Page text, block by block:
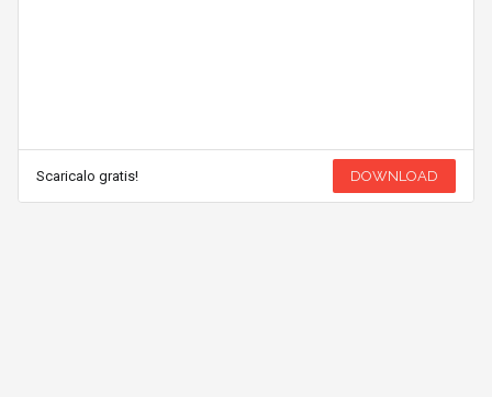
Scaricalo gratis! DOWNLOAD